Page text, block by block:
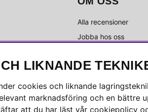
Alla recensioner
Jobba hos oss
Kundservice
Press & media
LIKNANDE
cookies och liknande
marknadsföring och en bättre
att du har läst vår cookiepolicy